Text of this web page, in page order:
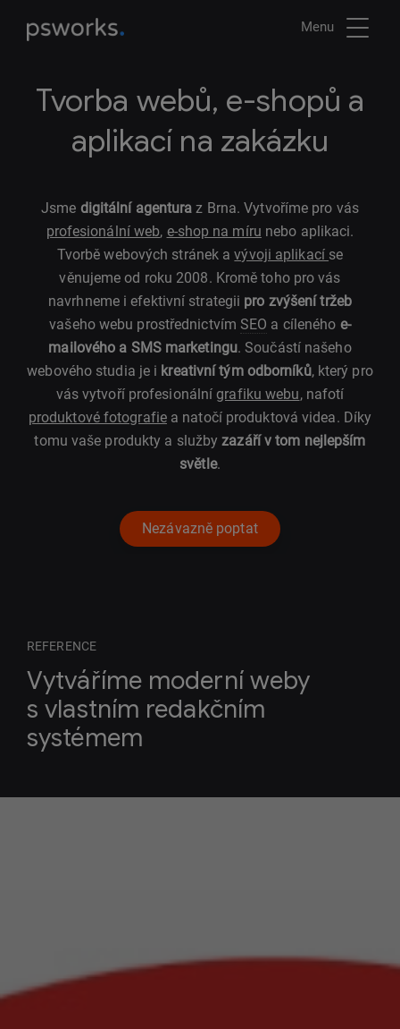
Menu
Tvorba webů, e-shopů a
aplikací na zakázku
Jsme digitální agentura z Brna. Vytvoříme pro vás
profesionální web, e-shop na míru nebo aplikaci.
Tvorbě webových stránek avývoji aplikací se
věnujeme od roku 2008. Kromě toho pro vás
navrhneme i efektivní strategii pro zvýšení tržeb
vašeho webu prostřednictvím SEO a cíleného e-
mailového a SMS marketingu. Součástí našeho
webového studia je i kreativní tým odborníků, který pro
vás vytvoří profesionálnígrafiku webu, nafotí
produktové fotografiea natočí produktová videa. Díky
tomu vaše produkty a službyzazáří v tom nejlepším
světle.
Nezávazně poptat
REFERENCE
Vytváříme moderní weby
s vlastním redakčním
systémem